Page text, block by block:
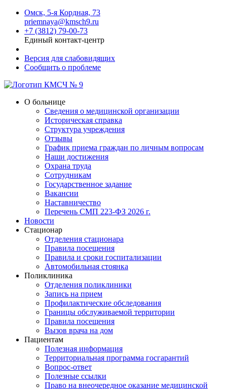
Омск, 5-я Кордная, 73
priemnaya@kmsch9.ru
+7 (3812) 79-00-73
Единый контакт-центр
Версия для слабовидящих
Сообщить о проблеме
О больнице
Сведения о медицинской организации
Историческая справка
Структура учреждения
Отзывы
График приема граждан по личным вопросам
Наши достижения
Охрана труда
Сотрудникам
Государственное задание
Вакансии
Наставничество
Перечень СМП 223-ФЗ 2026 г.
Новости
Стационар
Отделения стационара
Правила посещения
Правила и сроки госпитализации
Автомобильная стоянка
Поликлиника
Отделения поликлиники
Запись на прием
Профилактические обследования
Границы обслуживаемой территории
Правила посещения
Вызов врача на дом
Пациентам
Полезная информация
Территориальная программа госгарантий
Вопрос-ответ
Полезные ссылки
Право на внеочередное оказание медицинской